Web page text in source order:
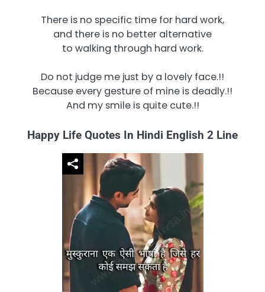
There is no specific time for hard work,
and there is no better alternative
to walking through hard work.
Do not judge me just by a lovely face.!!
Because every gesture of mine is deadly.!!
And my smile is quite cute.!!
Happy Life Quotes In Hindi English 2 Line